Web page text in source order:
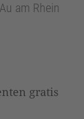
am Rhein
gratis